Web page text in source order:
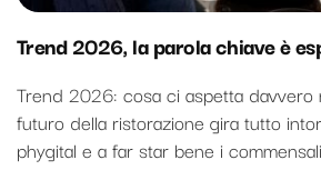
Trend 2026, la parola chiave è
Trend 2026: cosa ci aspetta davvero
futuro della ristorazione gira tutto
phygital e a far star bene i